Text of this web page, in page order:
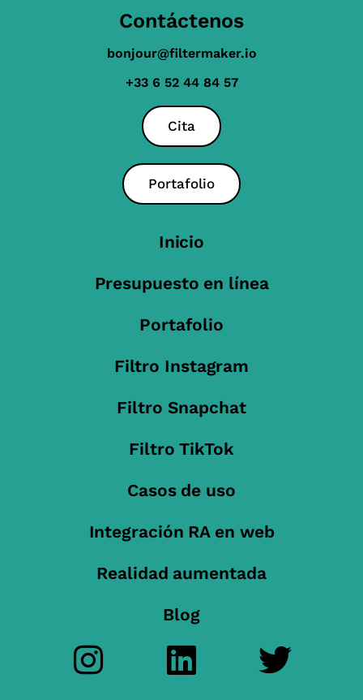
Contáctenos
bonjour@filtermaker.io
+33 6 52 44 84 57
Cita
Portafolio
Inicio
Presupuesto en línea
Portafolio
Filtro Instagram
Filtro Snapchat
Filtro TikTok
Casos de uso
Integración RA en web
Realidad aumentada
Blog